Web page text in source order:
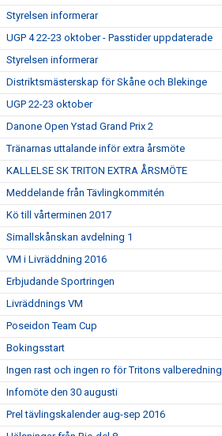
Styrelsen informerar
UGP 4 22-23 oktober - Passtider uppdaterade
Styrelsen informerar
Distriktsmästerskap för Skåne och Blekinge
UGP 22-23 oktober
Danone Open Ystad Grand Prix 2
Tränarnas uttalande inför extra årsmöte
KALLELSE SK TRITON EXTRA ÅRSMÖTE
Meddelande från Tävlingkommitén
Kö till vårterminen 2017
Simallskånskan avdelning 1
VM i Livräddning 2016
Erbjudande Sportringen
Livräddnings VM
Poseidon Team Cup
Bokingsstart
Ingen rast och ingen ro för Tritons valberedning
Infomöte den 30 augusti
Prel tävlingskalender aug-sep 2016